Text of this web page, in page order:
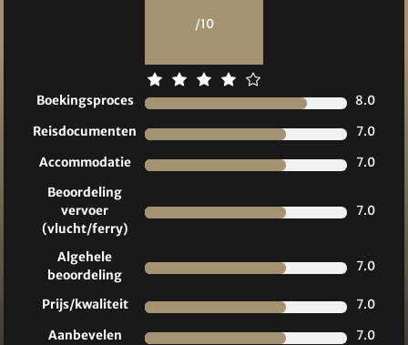
/10
Boekingsproces
8.0
Reisdocumenten
7.0
Accommodatie
7.0
Beoordeling
vervoer
(vlucht/ferry)
7.0
Algehele
beoordeling
7.0
Prijs/kwaliteit
7.0
Aanbevelen
7.0